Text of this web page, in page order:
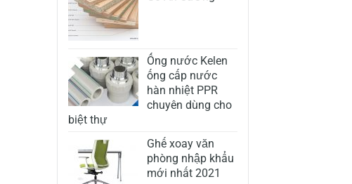
Ống nước Kelen
ống cấp nước
hàn nhiệt PPR
chuyên dùng cho
biệt thự
Ghế xoay văn
phòng nhập khẩu
mới nhất 2021